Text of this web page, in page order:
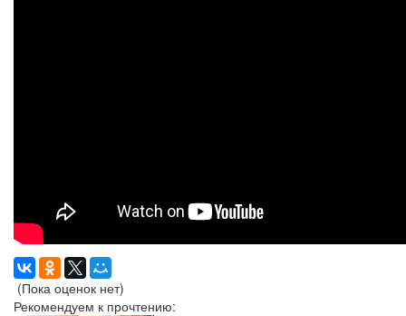
(Пока оценок нет)
Рекомендуем к прочтению: